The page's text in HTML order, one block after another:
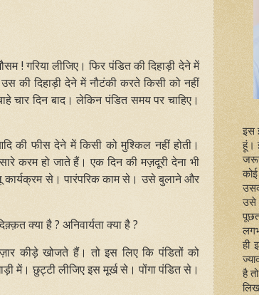
! गरिया लीजिए। फिर पंडित की दिहाड़ी देने में
की दिहाड़ी देने में नौटंकी करते किसी को नहीं
दिन बाद। लेकिन पंडित समय पर चाहिए।
की फीस देने में किसी को मुश्किल नहीं होती।
करम हो जाते हैं। एक दिन की मज़दूरी देना भी
कार्यक्रम से। पारंपरिक काम से। उसे बुलाने और
क्या है ? अनिवार्यता क्या है ?
कीड़े खोजते हैं। तो इस लिए कि पंडितों को
में। छुट्टी लीजिए इस मूर्ख से। पोंगा पंडित से।
इस
हूं।
उसे
ही
है